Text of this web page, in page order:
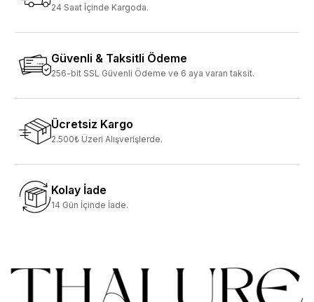
24 Saat İçinde Kargoda.
Güvenli & Taksitli Ödeme
256-bit SSL Güvenli Ödeme ve 6 aya varan taksit.
Ücretsiz Kargo
2.500₺ Üzeri Alışverişlerde.
Kolay İade
14 Gün İçinde İade.